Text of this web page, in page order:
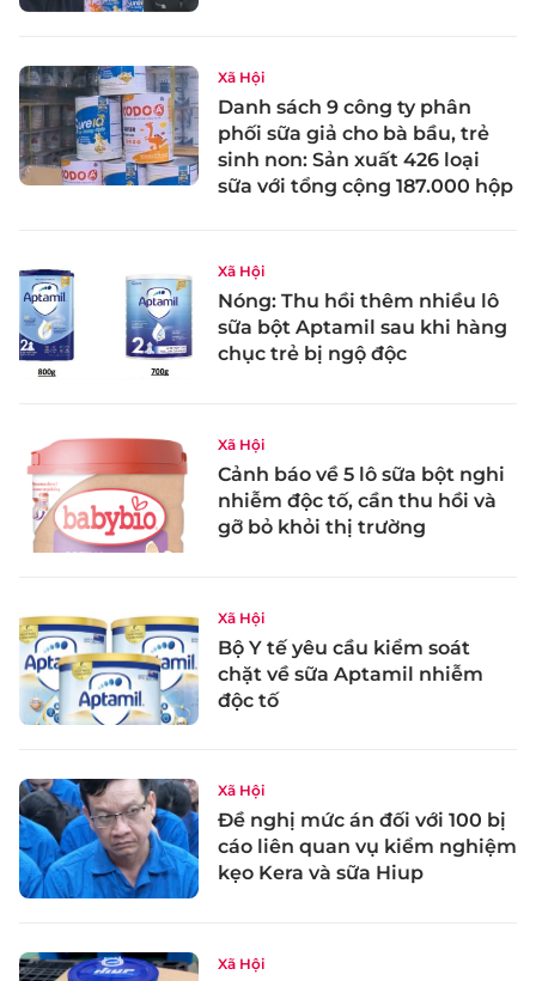
Xã Hội
Danh sách 9 công ty phân
phối sữa giả cho bà bầu, trẻ
sinh non: Sản xuất 426 loại
sữa với tổng cộng 187.000 hộp
Xã Hội
Nóng: Thu hồi thêm nhiều lô
sữa bột Aptamil sau khi hàng
chục trẻ bị ngộ độc
Xã Hội
Cảnh báo về 5 lô sữa bột nghi
nhiễm độc tố, cần thu hồi và
gỡ bỏ khỏi thị trường
Xã Hội
Bộ Y tế yêu cầu kiểm soát
chặt về sữa Aptamil nhiễm
độc tố
Xã Hội
Đề nghị mức án đối với 100 bị
cáo liên quan vụ kiểm nghiệm
kẹo Kera và sữa Hiup
Xã Hội